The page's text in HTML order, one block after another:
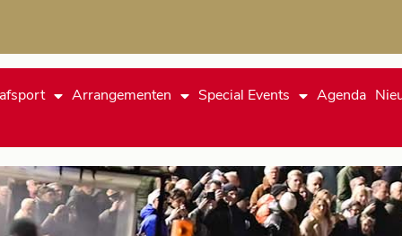
Arrangementen Special Events Agenda